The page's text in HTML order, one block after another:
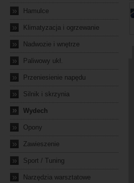
» Hamulce
» Klimatyzacja i ogrzewanie
» Nadwozie i wnętrze
» Paliwowy ukł.
» Przeniesienie napędu
» Silnik i skrzynia
» Wydech
» Opony
» Zawieszenie
» Sport / Tuning
» Narzędzia warsztatowe